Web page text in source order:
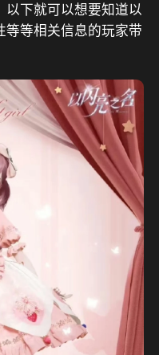
下就可以想要知道以
等等相关信息的玩家带